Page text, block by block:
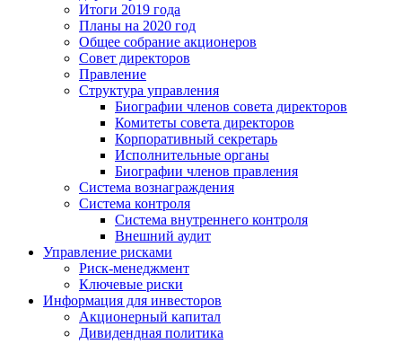
Итоги 2019 года
Планы на 2020 год
Общее собрание акционеров
Совет директоров
Правление
Структура управления
Биографии членов совета директоров
Комитеты совета директоров
Корпоративный секретарь
Исполнительные органы
Биографии членов правления
Система вознаграждения
Система контроля
Система внутреннего контроля
Внешний аудит
Управление рисками
Риск-менеджмент
Ключевые риски
Информация для инвесторов
Акционерный капитал
Дивидендная политика